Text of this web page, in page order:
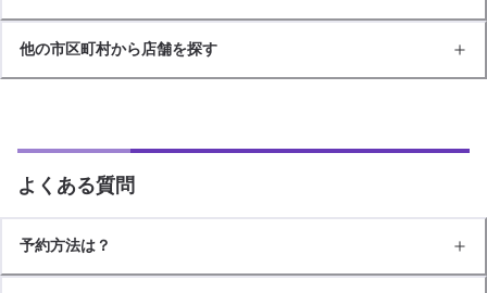
他の市区町村から店舗を探す
よくある質問
予約方法は？